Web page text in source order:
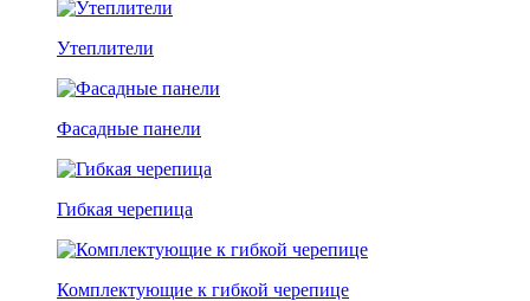
Утеплители
Фасадные панели
Гибкая черепица
Комплектующие к гибкой черепице